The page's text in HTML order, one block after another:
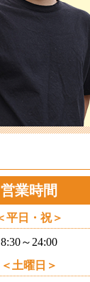
営業時間
平日・祝
8:30～24:00
土曜日